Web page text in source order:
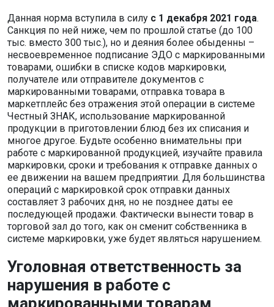
Данная норма вступила в силу с 1 декабря 2021 года.
Санкция по ней ниже, чем по прошлой статье (до 100
тыс. вместо 300 тыс.), но и деяния более обыденны –
несвоевременное подписание ЭДО с маркированными
товарами, ошибки в списке кодов маркировки,
получателе или отправителе документов с
маркированными товарами, отправка товара в
маркетплейс без отражения этой операции в системе
Честный ЗНАК, использование маркированной
продукции в приготовлении блюд без их списания и
многое другое. Будьте особенно внимательны при
работе с маркированной продукцией, изучайте правила
маркировки, сроки и требования к отправке данных о
ее движении на вашем предприятии. Для большинства
операций с маркировкой срок отправки данных
составляет 3 рабочих дня, но не позднее даты ее
последующей продажи. Фактически вынести товар в
торговой зал до того, как он сменит собственника в
системе маркировки, уже будет являться нарушением.
Уголовная ответственность за
нарушения в работе с
маркированными товарам